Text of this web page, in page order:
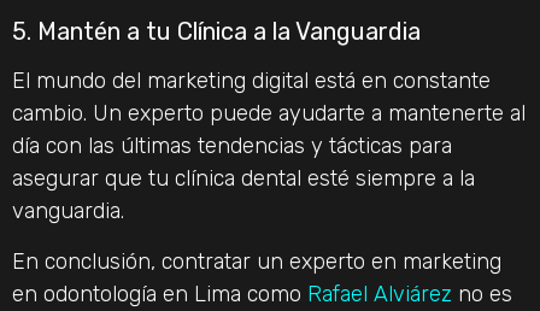
5. Mantén a tu Clínica a la Vanguardia
El mundo del marketing digital está en constante
cambio. Un experto puede ayudarte a mantenerte al
día con las últimas tendencias y tácticas para
asegurar que tu clínica dental esté siempre a la
vanguardia.
En conclusión, contratar un experto en marketing
en odontología en Lima como Rafael Alviárez no es